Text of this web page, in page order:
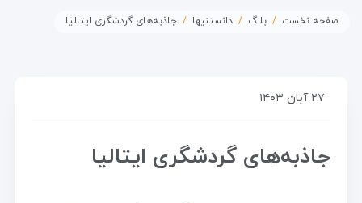
صفحه نخست بلاگ دانستنیها جاذبه‌های گردشگری ایتالیا
۲۷ آبان ۱۴۰۳
جاذبه‌های گردشگری ایتالیا